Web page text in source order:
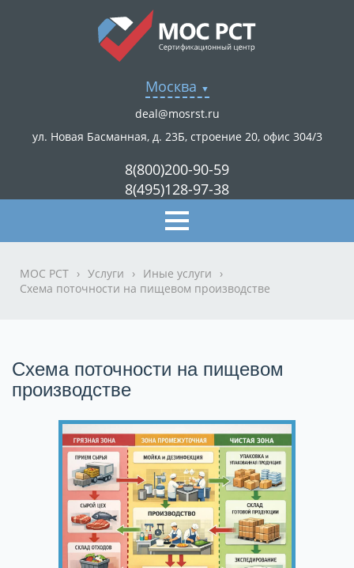
Москва
deal@mosrst.ru
ул. Новая Басманная, д. 23Б, строение 20, офис 304/3
8(800)200-90-59
8(495)128-97-38
МОС РСТ › Услуги › Иные услуги
›
Схема поточности на пищевом производстве
Схема поточности на пищевом
производстве